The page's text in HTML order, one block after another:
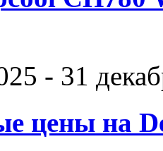
- 31
цены на